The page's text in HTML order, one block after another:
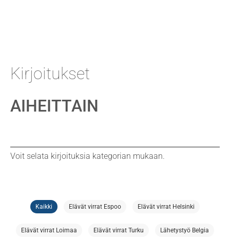
Kirjoitukset
AIHEITTAIN
Voit selata kirjoituksia kategorian mukaan.
Kaikki Elävät virrat Espoo Elävät virrat Helsinki
Elävät virrat Loimaa Elävät virrat Turku Lähetystyö Belgia